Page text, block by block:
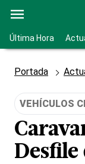
Última Hora
Portada
VEHÍCULOS
Desfile